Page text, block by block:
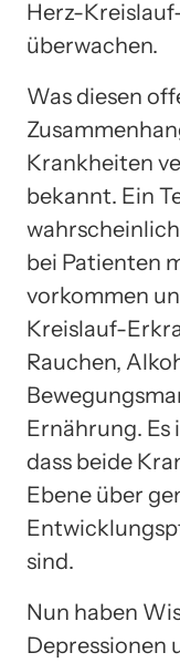
Herz-
überwachen.
Was diesen
Krankheiten
bekannt. Ein
bei Patienten
vorkommen
Kreislauf-
Rauchen,
Ernährung. Es
dass beide
Ebene über
sind.
Nun haben
Depressionen